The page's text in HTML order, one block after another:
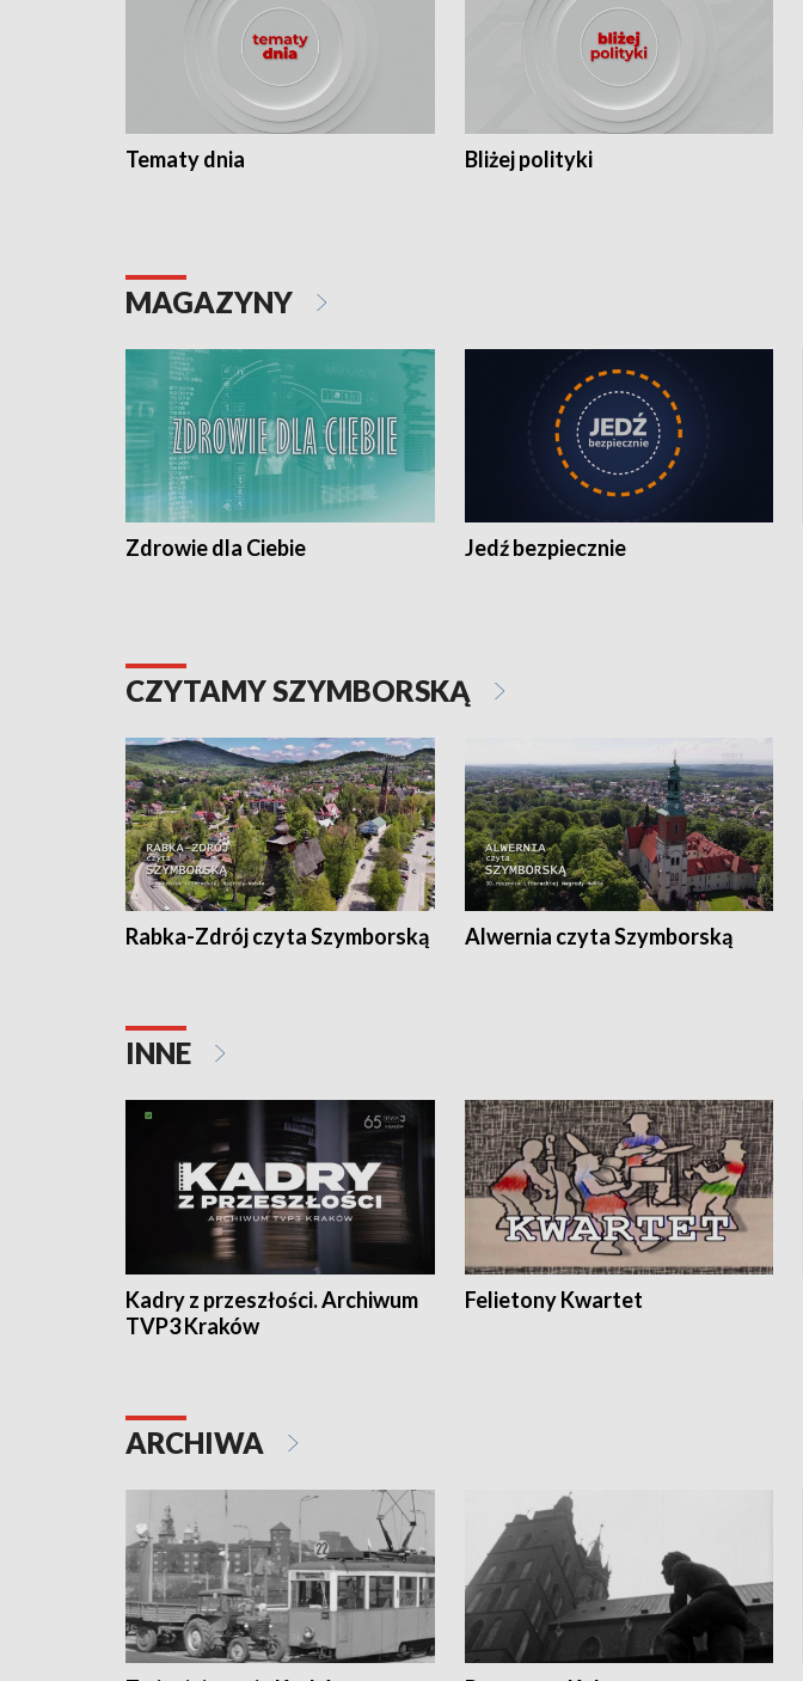
Tematy dnia Bliżej polityki
MAGAZYNY
Zdrowie dla Ciebie Jedź bezpiecznie
CZYTAMY SZYMBORSKĄ
Rabka-Zdrój czyta Szymborską Alwernia czyta Szymborską
INNE
Kadry z przeszłości. Archiwum
TVP3 Kraków
Felietony Kwartet
ARCHIWA